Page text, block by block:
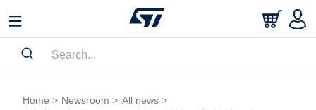
Home > Newsroom > All news >